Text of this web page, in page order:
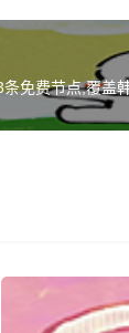
免费节点,覆盖